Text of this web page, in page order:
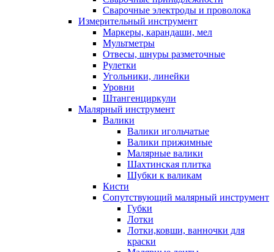
Сварочные электроды и проволока
Измерительный инструмент
Маркеры, карандаши, мел
Мультметры
Отвесы, шнуры разметочные
Рулетки
Угольники, линейки
Уровни
Штангенциркули
Малярный инструмент
Валики
Валики игольчатые
Валики прижимные
Малярные валики
Шахтинская плитка
Шубки к валикам
Кисти
Сопутствующий малярный инструмент
Губки
Лотки
Лотки,ковши, ванночки для
краски